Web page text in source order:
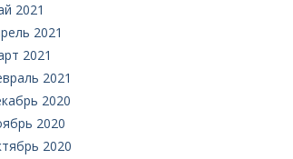
2021
2021
2021
2021
2020
2020
2020